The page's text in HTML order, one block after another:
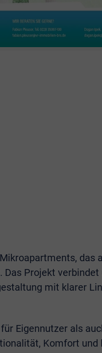
das
Projekt verbindet
mit klarer
Eigennutzer als
Komfort und